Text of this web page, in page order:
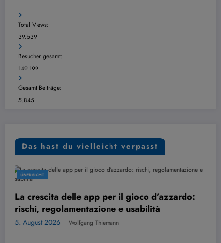
Total Views:
39.539
Besucher gesamt:
149.199
Gesamt Beiträge:
5.845
Das hast du vielleicht verpasst
gioco d’azzardo:
usabilità